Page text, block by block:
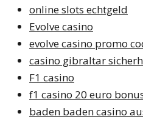
online slots echtgeld
Evolve casino
evolve casino promo
casino gibraltar
F1 casino
f1 casino 20 euro
baden baden casino